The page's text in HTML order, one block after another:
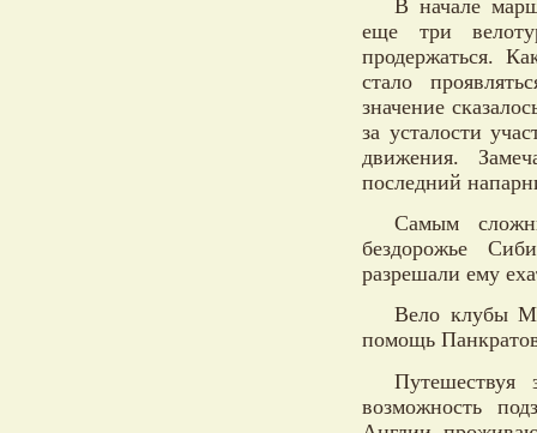
В начале
еще три
продержаться.
стало
значение
за усталости
движения.
последний
Самым
бездорожье
разрешали ему
Вело клубы
помощь
Путешествуя
возможность